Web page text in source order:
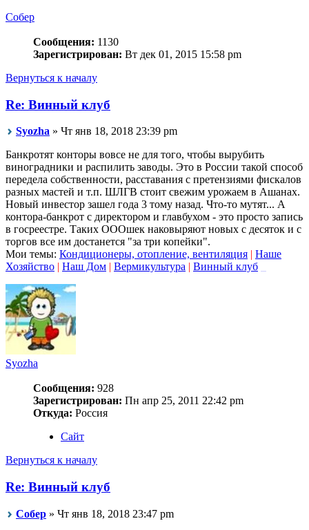
Собер
Сообщения: 1130
Зарегистрирован: Вт дек 01, 2015 15:58 pm
Вернуться к началу
Re: Винный клуб
Syozha » Чт янв 18, 2018 23:39 pm
Банкротят конторы вовсе не для того, чтобы вырубить
виноградники и распилить заводы. Это в России такой способ
передела собственности, расставания с претензиями фискалов
разных мастей и т.п. ШЛГВ стоит свежим урожаем в Ашанах.
Новый инвестор зашел года 3 тому назад. Что-то мутят... А
контора-банкрот с директором и главбухом - это просто запись
в госреестре. Таких ОООшек наковыряют новых с десяток и с
торгов все им достанется "за три копейки".
Мои темы: Кондиционеры, отопление, вентиляция | Наше
Хозяйство | Наш Дом | Вермикультура | Винный клуб
Syozha
Сообщения: 928
Зарегистрирован: Пн апр 25, 2011 22:42 pm
Откуда: Россия
Сайт
Вернуться к началу
Re: Винный клуб
Собер » Чт янв 18, 2018 23:47 pm